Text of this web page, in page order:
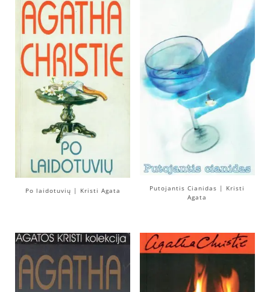
Po laidotuvių | Kristi Agata
Putojantis Cianidas | Kristi
Agata